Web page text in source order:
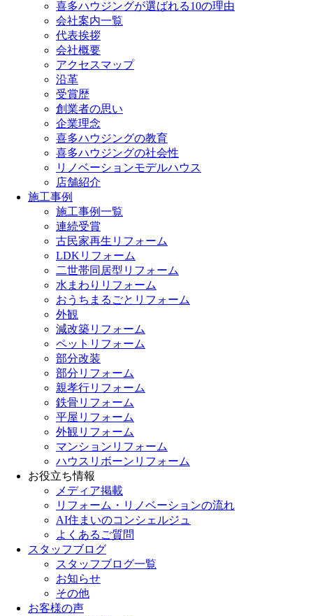
喜多ハウジングが選ばれる10の理由
会社案内一覧
代表挨拶
会社概要
アクセスマップ
沿革
受賞歴
創業者の思い
企業理念
喜多ハウジングの教育
喜多ハウジングの社会性
リノベーションモデルハウス
店舗紹介
施工事例
施工事例一覧
連続受賞
古民家再生リフォーム
LDKリフォーム
二世帯同居型リフォーム
水まわりリフォーム
おうちまるごとリフォーム
外観
減改築リフォーム
ペットリフォーム
部分改装
部分リフォーム
親孝行リフォーム
鉄骨リフォーム
平屋リフォーム
外観リフォーム
マンションリフォーム
ハウスリボーンリフォーム
お役立ち情報
メディア掲載
リフォーム・リノベーションの流れ
AI住まいのコンシェルジュ
よくあるご質問
スタッフブログ
スタッフブログ一覧
お知らせ
その他
お客様の声